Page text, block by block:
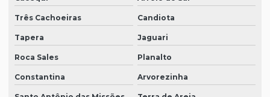
Três Cachoeiras Candiota
Tapera Jaguari
Roca Sales Planalto
Constantina Arvorezinha